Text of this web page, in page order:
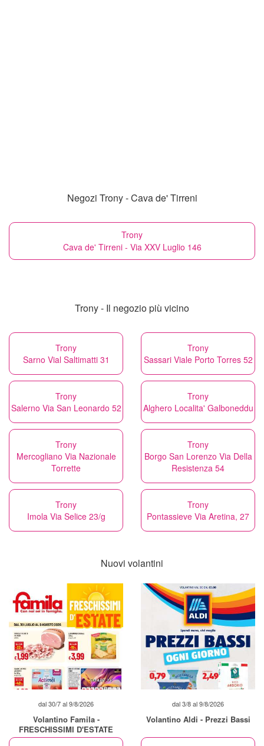
Negozi Trony - Cava de' Tirreni
Trony
Cava de' Tirreni - Via XXV Luglio 146
Trony - Il negozio più vicino
Trony
Sarno Vial Saltimatti 31
Trony
Sassari Viale Porto Torres 52
Trony
Salerno Via San Leonardo 52
Trony
Alghero Localita' Galboneddu
Trony
Mercogliano Via Nazionale
Torrette
Trony
Borgo San Lorenzo Via Della
Resistenza 54
Trony
Imola Via Selice 23/g
Trony
Pontassieve Via Aretina, 27
Nuovi volantini
dal 30/7 al 9/8/2026
Volantino Famila -
FRESCHISSIMI D'ESTATE
dal 3/8 al 9/8/2026
Volantino Aldi - Prezzi Bassi